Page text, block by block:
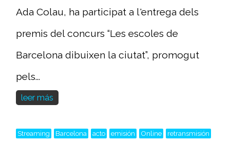
Ada Colau, ha participat a l'entrega dels
premis del concurs “Les escoles de
Barcelona dibuixen la ciutat”, promogut
pels...
leer más
Streaming Barcelona acto emisión Online retransmisión